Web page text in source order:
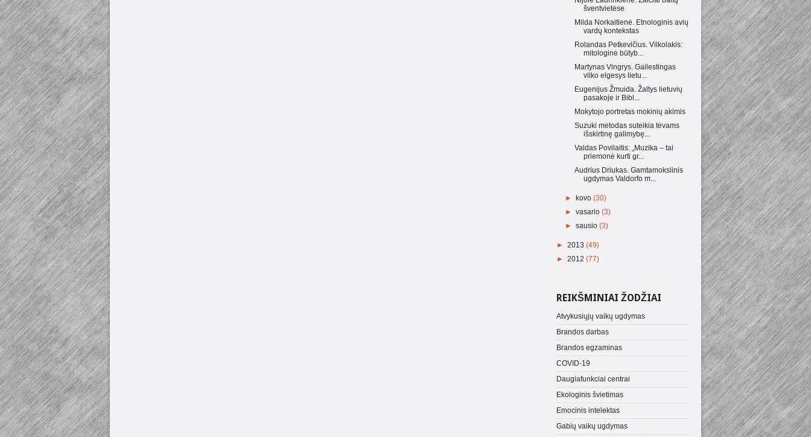
šventvietėse
Milda Norkaitienė. Etnologinis avių
vardų kontekstas
Rolandas Petkevičius. Vilkolakis:
mitologinė būtyb...
Martynas Vingrys. Gailestingas
vilko elgesys lietu...
Eugenijus Žmuida. Žaltys lietuvių
pasakoje ir Bibl...
Mokytojo portretas mokinių akimis
Suzuki metodas suteikia tėvams
išskirtinę galimybę...
Valdas Povilaitis: „Muzika – tai
priemonė kurti gr...
Audrius Driukas. Gamtamokslinis
ugdymas Valdorfo m...
► kovo(30)
►vasario(3)
►sausio(3)
► 2013 (49)
► 2012 (77)
REIKŠMINIAI ŽODŽIAI
Atvykusiųjų vaikų ugdymas
Brandos darbas
Brandos egzaminas
COVID-19
Daugiafunkciai centrai
Ekologinis švietimas
Emocinis intelektas
Gabių vaikų ugdymas